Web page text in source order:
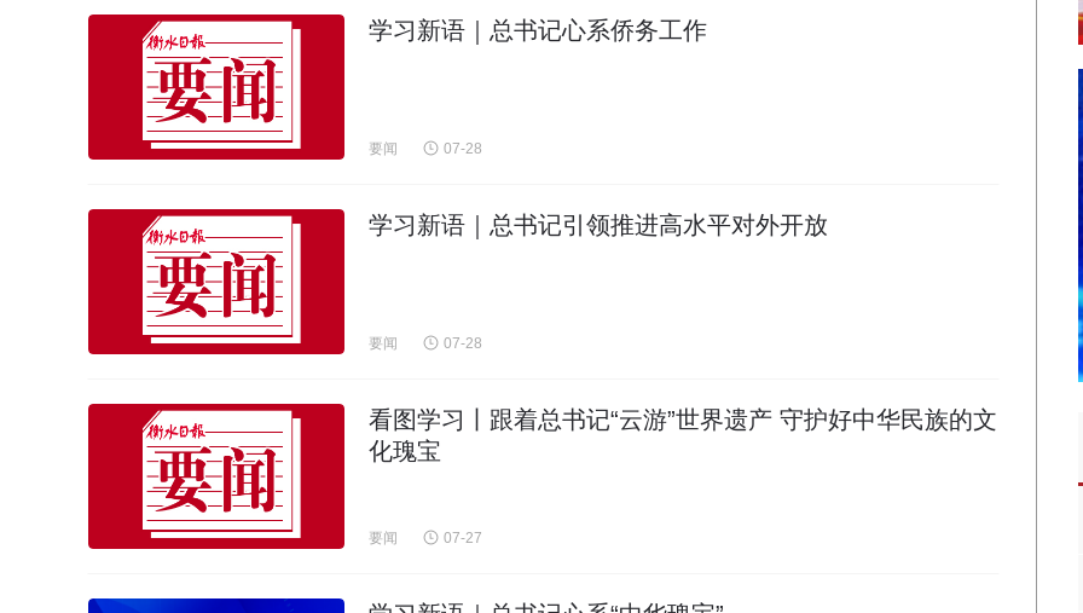
学习新语｜总书记心系侨务工作
要闻 07-28
学习新语｜总书记引领推进高水平对外开放
要闻 07-28
看图学习丨跟着总书记“云游”世界遗产 守护好中华民族的文
化瑰宝
要闻 07-27